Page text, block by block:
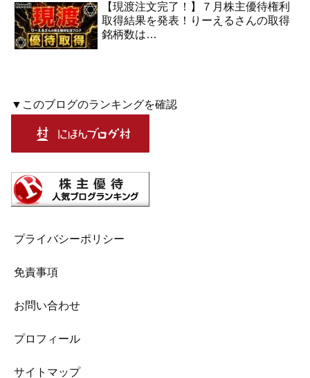
【現渡注文完了！】７月株主優待権利
取得結果を発表！りーえるさんの取得
銘柄数は…
▼このブログのランキングを確認
プライバシーポリシー
免責事項
お問い合わせ
プロフィール
サイトマップ